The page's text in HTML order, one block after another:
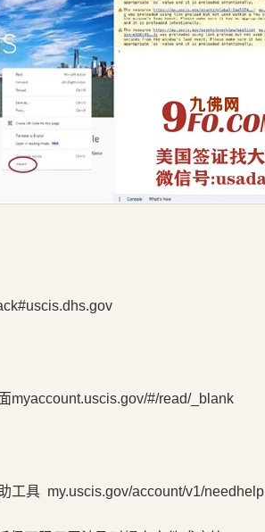
myaccount.uscis.gov/#/read/_blank
工具 my.uscis.gov/account/v1/needhelp